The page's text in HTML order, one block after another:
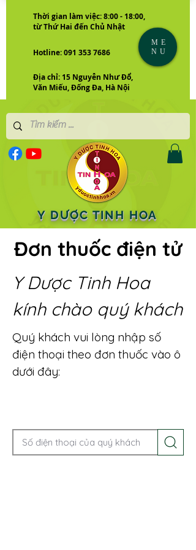
Thời gian làm việc: 8:00 - 18:00,
từ Thứ Hai đến Chủ Nhật
Hotline: 091 353 7686
Địa chỉ: 15 Nguyễn Như Đổ,
Văn Miếu, Đống Đa, Hà Nội
Y DƯỢC TINH HOA
ME
NU
Đơn thuốc điện tử
Y Dược Tinh Hoa
kính chào quý khách
Quý khách vui lòng nhập số
điện thoại theo đơn thuốc vào ô
dưới đây: